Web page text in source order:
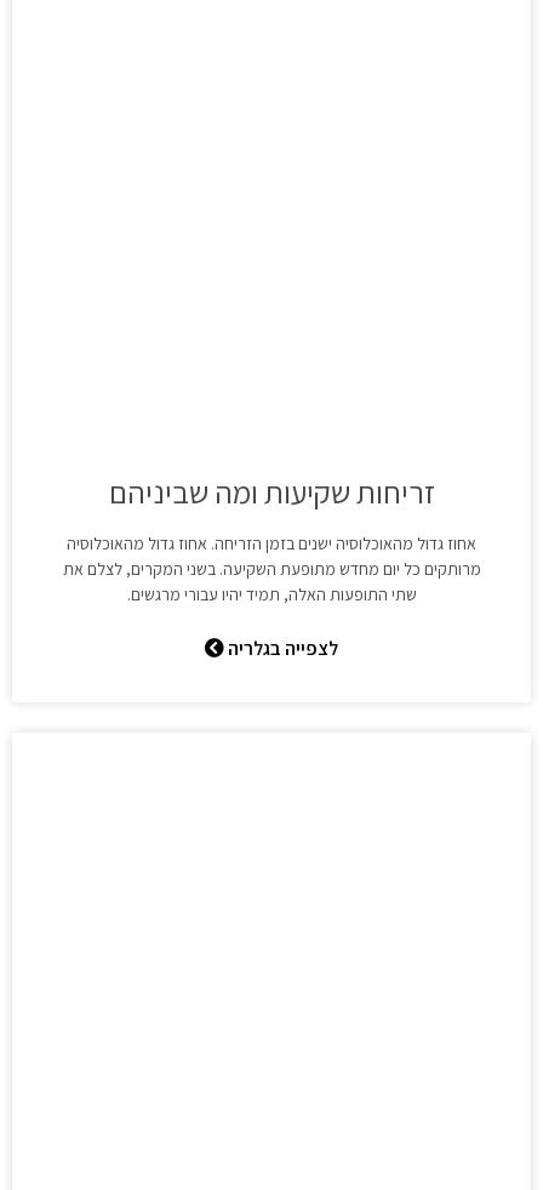
זריחות שקיעות ומה שביניהם
אחוז גדול מהאוכלוסיה ישנים בזמן הזריחה. אחוז גדול מהאוכלוסיה
מרותקים כל יום מחדש מתופעת השקיעה. בשני המקרים, לצלם את
שתי התופעות האלה, תמיד יהיו עבורי מרגשים.
לצפייה בגלריה